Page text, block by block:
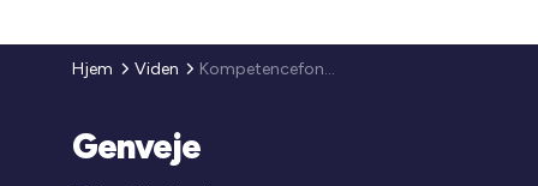
Hjem Viden Kompetencefond og gartnere
Genveje